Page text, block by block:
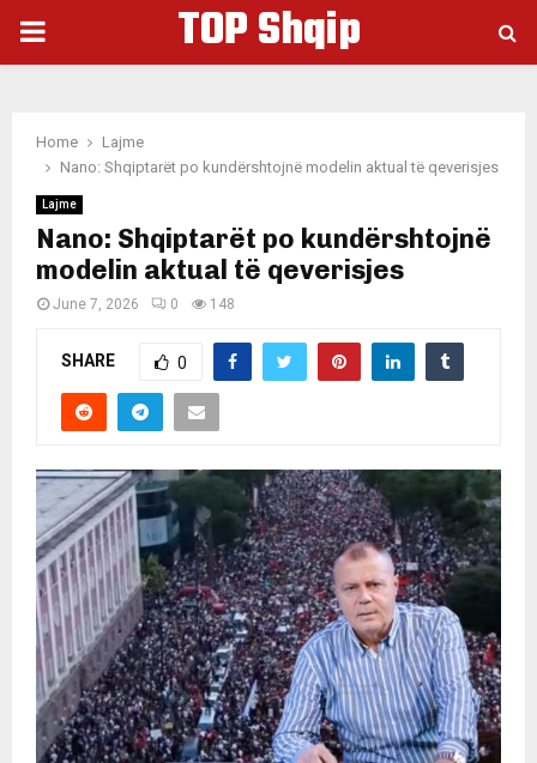
PRIMARY
TOP Shqip
Home
Lajme
Nano: Shqiptarët po kundërshtojnë modelin aktual të qeverisjes
Lajme
Nano: Shqiptarët po kundërshtojnë
modelin aktual të qeverisjes
June 7, 2026 0 148
SHARE 0